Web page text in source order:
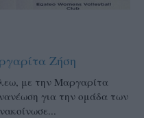
Ζήση
με την Μαργαρίτα
για την ομάδα των